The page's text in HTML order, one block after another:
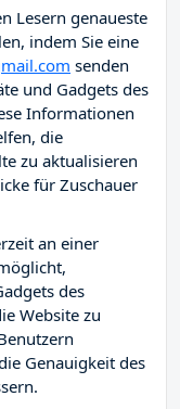
Lesern genaueste
indem Sie eine
senden
und Gadgets des
Informationen
die
zu aktualisieren
für Zuschauer
an einer
des
Website zu
Genauigkeit des